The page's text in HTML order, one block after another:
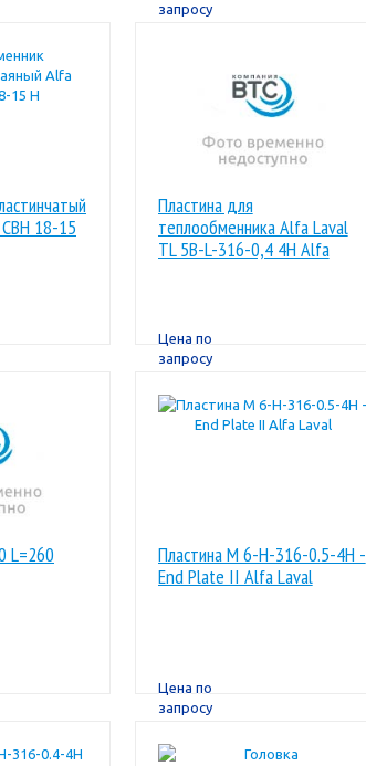
запросу
18-15
Пластина для
теплообменника Alfa Laval
TL 5B-L-316-0,4 4H Alfa
Цена по
запросу
L=260
Пластина M 6-H-316-0.5-4H -
End Plate II Alfa Laval
Цена по
запросу